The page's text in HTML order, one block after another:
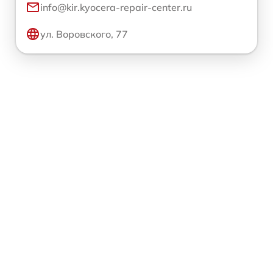
info@kir.kyocera-repair-center.ru
ул. Воровского, 77